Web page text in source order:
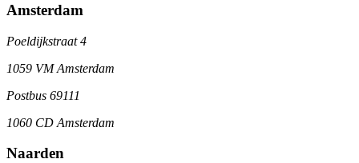
Amsterdam
Poeldijkstraat 4
1059 VM Amsterdam
Postbus 69111
1060 CD Amsterdam
Naarden